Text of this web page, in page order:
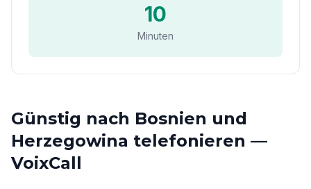
10
Minuten
Günstig nach Bosnien und
Herzegowina telefonieren —
VoixCall